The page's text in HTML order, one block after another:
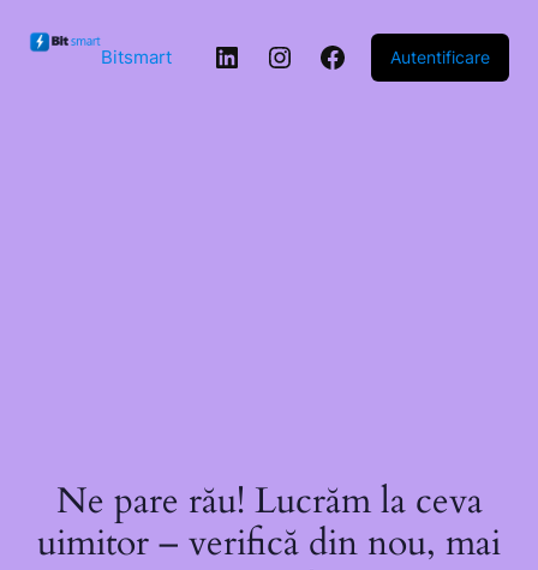
conținut
Bitsmart LinkedInInstagram
Facebook
Autentificare
Ne pare rău! Lucrăm la ceva
uimitor – verifică din nou, mai